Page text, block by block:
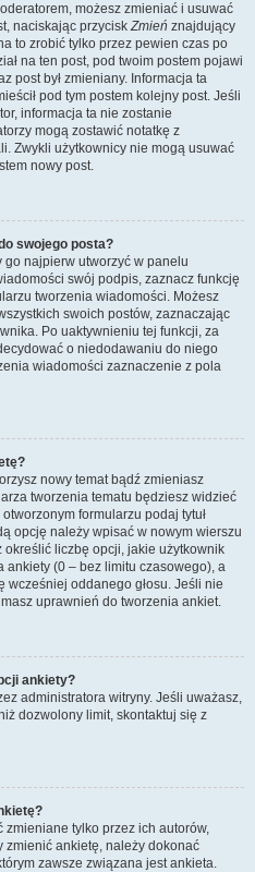
możesz zmieniać i usuwać
naciskając przyciskZmień znajdujący
to zrobić tylko przez pewien czas po
na ten post, pod twoim postem pojawi
post był zmieniany. Informacja ta
pod tym postem kolejny post. Jeśli
informacja ta nie zostanie
mogą zostawić notatkę z
Zwykli użytkownicy nie mogą usuwać
nowy post.
swojego posta?
najpierw utworzyć w panelu
swój podpis, zaznacz funkcję
tworzenia wiadomości. Możesz
swoich postów, zaznaczając
Po uaktywnieniu tej funkcji, za
o niedodawaniu do niego
wiadomości zaznaczenie z pola
nowy temat bądź zmieniasz
tworzenia tematu będziesz widzieć
formularzu podaj tytuł
opcję należy wpisać w nowym wierszu
liczbę opcji, jakie użytkownik
ankiety (0 – bez limitu czasowego), a
oddanego głosu. Jeśli nie
uprawnień do tworzenia ankiet.
ankiety?
administratora witryny. Jeśli uważasz,
dozwolony limit, skontaktuj się z
zmieniane tylko przez ich autorów,
zmienić ankietę, należy dokonać
zawsze związana jest ankieta.